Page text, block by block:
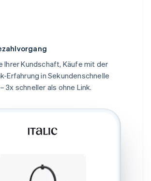
Ihrer Kundschaft, Käufe mit der
Erfahrung in Sekundenschnelle
3x schneller als ohne Link.